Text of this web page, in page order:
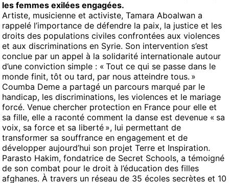
les femmes exilées engagées.
Artiste, musicienne et activiste, Tamara Aboalwan a
rappelé l’importance de défendre la paix, la justice et les
droits des populations civiles confrontées aux violences
et aux discriminations en Syrie. Son intervention s’est
conclue par un appel à la solidarité internationale autour
d’une conviction simple : « Tout ce qui se passe dans le
monde finit, tôt ou tard, par nous atteindre tous. »
Coumba Deme a partagé un parcours marqué par le
handicap, les discriminations, les violences et le mariage
forcé. Venue chercher protection en France pour elle et
sa fille, elle a raconté comment la danse est devenue « sa
voix, sa force et sa liberté », lui permettant de
transformer sa souffrance en engagement et de
développer aujourd’hui son projet Terre et Inspiration.
Parasto Hakim, fondatrice de Secret Schools, a témoigné
de son combat pour le droit à l’éducation des filles
afghanes. À travers un réseau de 35 écoles secrètes et 10